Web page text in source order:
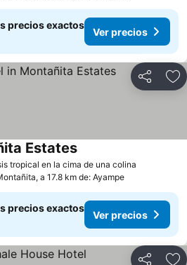
precios exactos
Ver precios
Compartir
tropical en la cima de una colina
EstatesVer precios
a 17.8 km de: Ayampe
precios exactos
Ver precios